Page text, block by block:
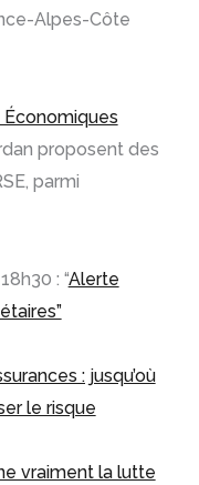
Alpes-Côte
Économiques
proposent des
parmi
: “Alerte
: jusqu’où
le risque
vraiment la lutte